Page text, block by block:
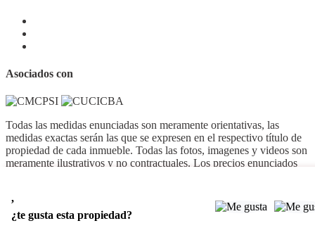
,
¿te gusta esta propiedad?
Asociados con
Todas las medidas enunciadas son meramente orientativas, las
medidas exactas serán las que se expresen en el respectivo título de
propiedad de cada inmueble. Todas las fotos, imagenes y videos son
meramente ilustrativos y no contractuales. Los precios enunciados
© 2026 Polaris Real Estate Consulting.